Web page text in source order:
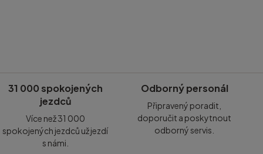
31 000 spokojených
jezdců
Více než 31 000
spokojených jezdců už jezdí
s námi.
Odborný personál
Připravený poradit,
doporučit a poskytnout
odborný servis.